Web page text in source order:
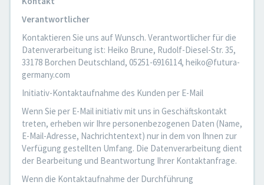
Verantwortlicher
Kontaktieren Sie uns auf Wunsch. Verantwortlicher für die
Datenverarbeitung ist: Heiko Brune, Rudolf-Diesel-Str. 35,
33178 Borchen Deutschland, 05251-6916114, heiko@futura-
germany.com
Initiativ-Kontaktaufnahme des Kunden per E-Mail
Wenn Sie per E-Mail initiativ mit uns in Geschäftskontakt
treten, erheben wir Ihre personenbezogenen Daten (Name,
E-Mail-Adresse, Nachrichtentext) nur in dem von Ihnen zur
Verfügung gestellten Umfang. Die Datenverarbeitung dient
der Bearbeitung und Beantwortung Ihrer Kontaktanfrage.
Wenn die Kontaktaufnahme der Durchführung